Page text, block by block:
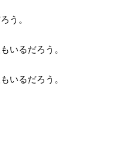
う。
いるだろう。
いるだろう。